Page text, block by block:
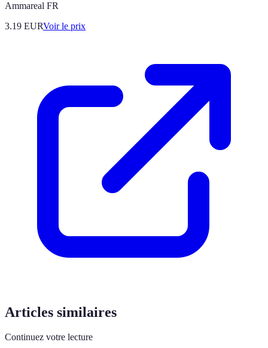
Ammareal FR
3.19 EURVoir le prix
Articles similaires
Continuez votre lecture